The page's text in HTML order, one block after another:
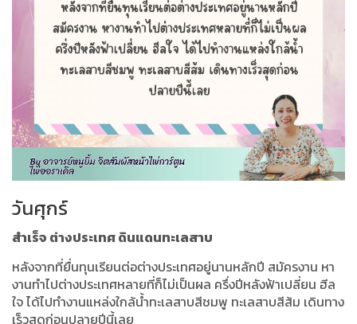
วันศุกร์
สำเร็จ ต่างประเทศ ดินแดนทะเลสาบ
หลังจากที่ยื่นทุนเรียนต่อต่างประเทศอยู่นานหลักปี สมัครงาน หา
งานทำไปต่างประเทศหลายที่ก็ไม่เป็นผล ครึ่งปีหลังฟ้าเปลี่ยน ฮีล
ใจ ได้ไปทำงานแหล่งใกล้น้ำทะเลสาบสีชมพู ทะเลสาบสีส้ม เดินทาง
เร็วสุดก่อนปลายปีนี้เลย